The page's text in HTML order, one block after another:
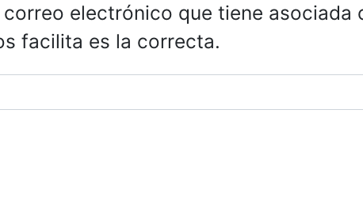
electrónico que tiene asociada
facilita es la correcta.